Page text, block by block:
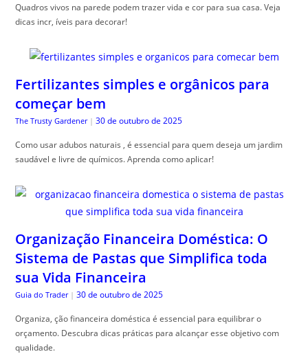
Quadros vivos na parede podem trazer vida e cor para sua casa. Veja
dicas incr, íveis para decorar!
Fertilizantes simples e orgânicos para
começar bem
The Trusty Gardener | 30 de outubro de 2025
Como usar adubos naturais , é essencial para quem deseja um jardim
saudável e livre de químicos. Aprenda como aplicar!
Organização Financeira Doméstica: O
Sistema de Pastas que Simplifica toda
sua Vida Financeira
Guia do Trader | 30 de outubro de 2025
Organiza, ção financeira doméstica é essencial para equilibrar o
orçamento. Descubra dicas práticas para alcançar esse objetivo com
qualidade.